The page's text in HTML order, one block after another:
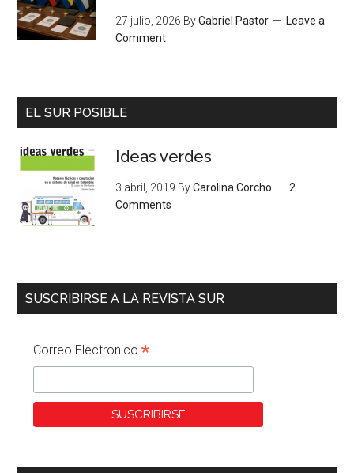
27 julio, 2026 ByGabriel Pastor
Leave a
Comment
EL SUR POSIBLE
Ideas verdes
3 abril, 2019 ByCarolina Corcho
2
Comments
SUSCRIBIRSE A LA REVISTA SUR
Correo Electronico*